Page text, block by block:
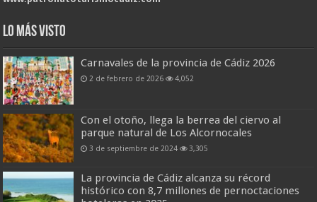
Lo más visto
Carnavales de la provincia de Cádiz 2026
2 de febrero de 2026 4,052
Con el otoño, llega la berrea del ciervo al
parque natural de Los Alcornocales
3 de septiembre de 2024 3,305
La provincia de Cádiz alcanza su récord
histórico con 8,7 millones de pernoctaciones